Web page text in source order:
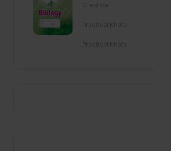
Creative
,
Practical Khata
,
Practical Khata